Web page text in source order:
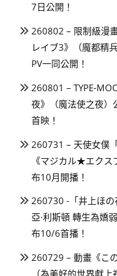
7日公開！
260802 – 限制級漫
レイブ3》（魔都精
PV一同公開！
260801 – TYPE-
夜》（魔法使之夜
首映！
260731 – 天使女僕
《マジカル★エク
布10月開播！
260730 -「井上ほ
亞·利斯頓 轉生為嬌
布10/6首播！
260729 – 動畫《こ